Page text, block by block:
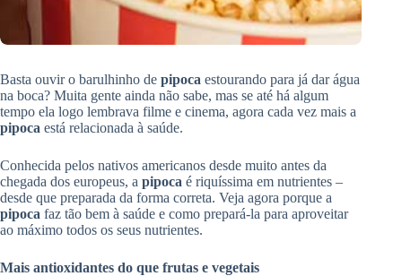
Basta ouvir o barulhinho de pipoca estourando para já dar água
na boca? Muita gente ainda não sabe, mas se até há algum
tempo ela logo lembrava filme e cinema, agora cada vez mais a
pipoca está relacionada à saúde.
Conhecida pelos nativos americanos desde muito antes da
chegada dos europeus, a pipoca é riquíssima em nutrientes –
desde que preparada da forma correta. Veja agora porque a
pipoca faz tão bem à saúde e como prepará-la para aproveitar
ao máximo todos os seus nutrientes.
Mais antioxidantes do que frutas e vegetais